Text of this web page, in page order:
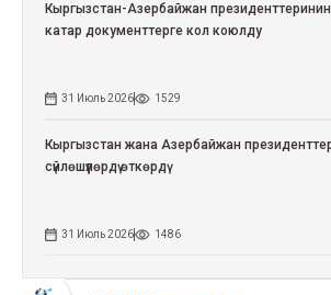
Кыргызстан-Азербайжан президенттеринин
катар документтерге кол коюлду
31 Июль 2026 1529
Кыргызстан жана Азербайжан
сүйлөшүүлөрдү өткөрдү
31 Июль 2026 1486